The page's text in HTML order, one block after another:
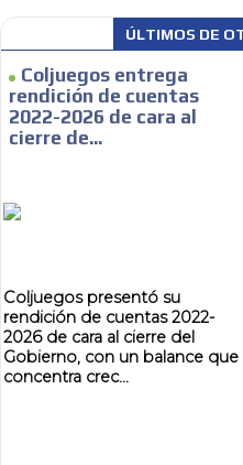
@
ÚLTIMOS DE
Coljuegos entrega
rendición de cuentas
2022-2026 de cara al
cierre de...
Coljuegos presentó su
rendición de cuentas 2022-
2026 de cara al cierre del
Gobierno, con un balance que
concentra crec...